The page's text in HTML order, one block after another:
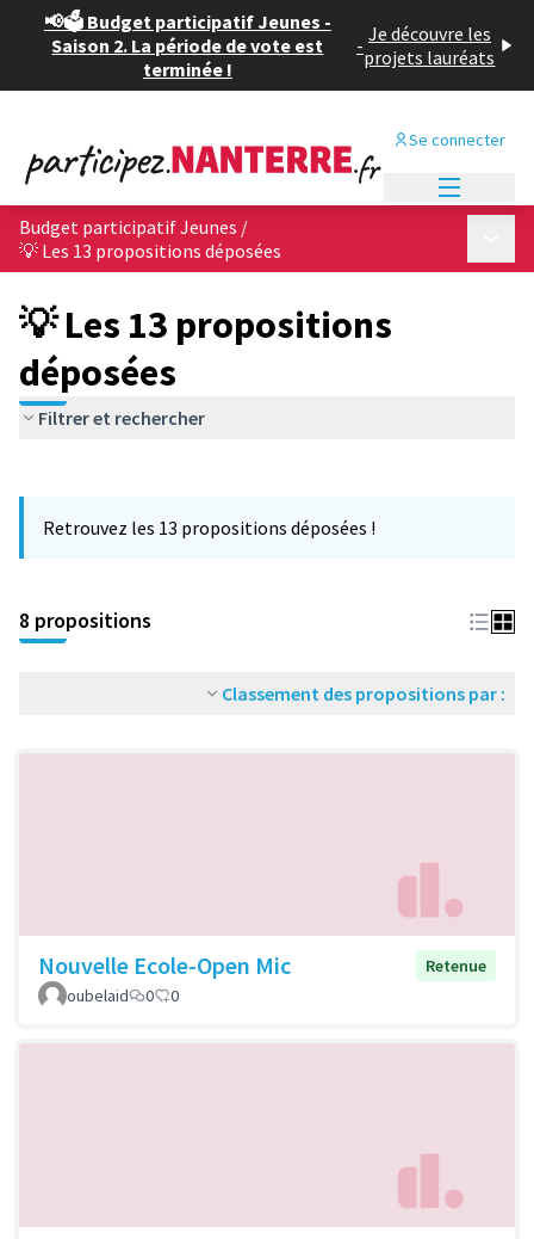
📢🗳️ Budget participatif Jeunes -
Saison 2. La période de vote est
terminée !
- Je découvre les
projets lauréats
Se connecter
Budget participatif Jeunes /
💡 Les 13 propositions déposées
💡 Les 13 propositions
déposées
Filtrer et rechercher
−
Retrouvez les 13 propositions déposées !
8 propositions
Classement des propositions par :
Nouvelle Ecole-Open Mic
Retenue
oubelaid
0 0